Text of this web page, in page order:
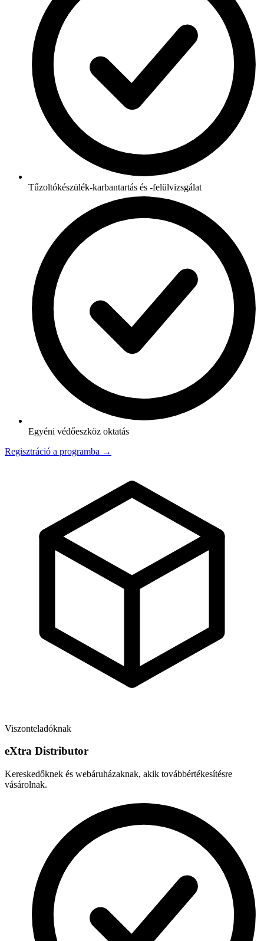
Tűzoltókészülék-karbantartás és -felülvizsgálat
Egyéni védőeszköz oktatás
Regisztráció a programba →
Viszonteladóknak
eXtra Distributor
Kereskedőknek és webáruházaknak, akik továbbértékesítésre
vásárolnak.